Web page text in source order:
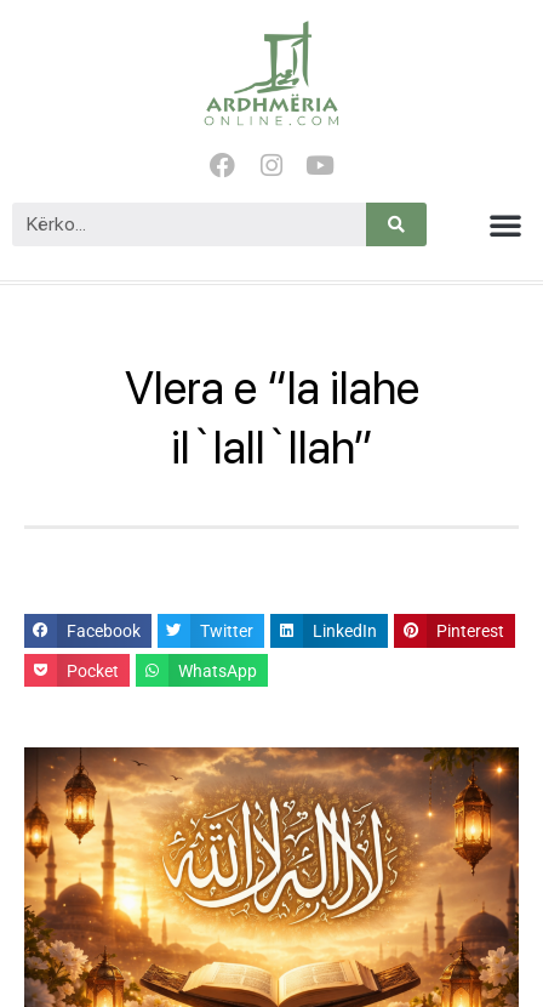
Vlera e “la ilahe
il`lall`llah”
Facebook Twitter LinkedIn Pinterest
Pocket WhatsApp